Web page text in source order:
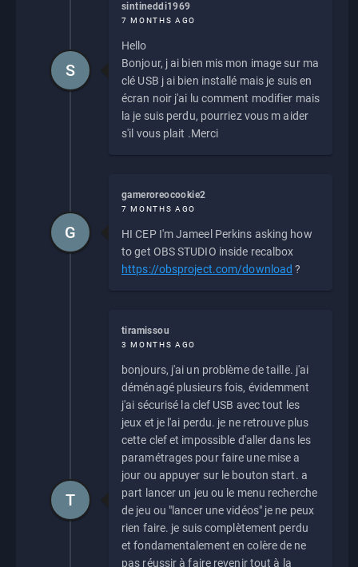
sintineddi1969
7 MONTHS AGO
Hello
Bonjour, j ai bien mis mon image sur ma
clé USB j ai bien installé mais je suis en
écran noir j'ai lu comment modifier mais
la je suis perdu, pourriez vous m aider
s'il vous plait .Merci
S
gameroreocookie2
7 MONTHS AGO
HI CEP I'm Jameel Perkins asking how
to get OBS STUDIO inside recalbox
https://obsproject.com/download ?
G
tiramissou
3 MONTHS AGO
bonjours, j'ai un problème de taille. j'ai
déménagé plusieurs fois, évidemment
j'ai sécurisé la clef USB avec tout les
jeux et je l'ai perdu. je ne retrouve plus
cette clef et impossible d'aller dans les
paramétrages pour faire une mise a
jour ou appuyer sur le bouton start. a
part lancer un jeu ou le menu recherche
de jeu ou "lancer une vidéos" je ne peux
rien faire. je suis complètement perdu
et fondamentalement en colère de ne
pas réussir à faire revenir tout à la
T